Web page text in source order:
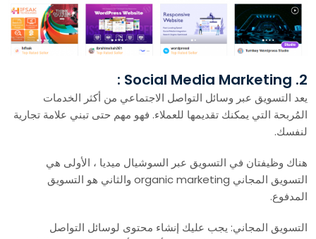
2. Social Media Marketing :
يعد التسويق عبر وسائل التواصل الاجتماعي من أكثر الخدمات
المُربحة التي يمكنك تقديمها للعملاء. فهو مهم حتى تبني علامة تجارية
لنفسك.
هناك وظيفتان في التسويق عبر السوشيال ميديا ، الأولى هي
التسويق المجاني organic marketing والثاني هو التسويق
المدفوع.
التسويق المجاني: يجب عليك إنشاء محتوى لوسائل التواصل